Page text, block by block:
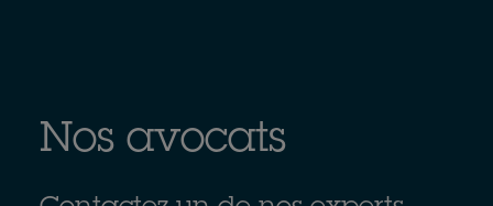
Nos avocats